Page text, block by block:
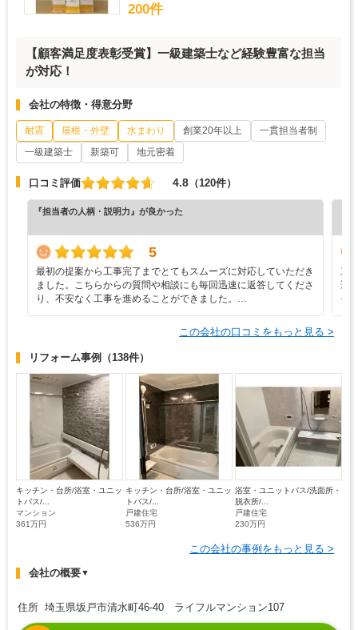
200件
【顧客満足度表彰受賞】一級建築士など経験豊富な担当
が対応！
会社の特徴・得意分野
耐震 屋根・外壁 水まわり 創業20年以上
一貫担当者制
一級建築士
新築可 地元密着
口コミ評価 4.8 （120件）
『担当者の人柄・説明力』が良かった
5
最初の提案から工事完了までとてもスムーズに対応していただき
ました。こちらからの質問や相談にも毎回迅速に返答してくださ
り、不安なく工事を進めることができました。…
工
遅
そ
この会社の口コミをもっと見る >
リフォーム事例 （138件）
キッチン・台所/浴室・ユニッ
トバス/...
マンション
361万円
キッチン・台所/浴室・ユニッ
トバス/...
戸建住宅
536万円
浴室・ユニットバス/洗面所・
脱衣所/...
戸建住宅
230万円
この会社の事例をもっと見る >
会社の概要▼
住所 埼玉県坂戸市清水町46-40 ライフルマンション107